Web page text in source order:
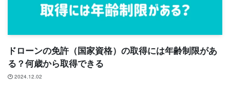
ドローンの免許（国家資格）の取得には年齢制限があ
る？何歳から取得できる
2024.12.02